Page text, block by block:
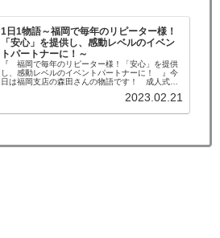
1日1物語～福岡で毎年のリピーター様！
「安心」を提供し、感動レベルのイベン
トパートナーに！～
『 福岡で毎年のリピーター様！「安心」を提供
し、感動レベルのイベントパートナーに！ 』今
日は福岡支店の森田さんの物語です！ 成人式の
を借りてくださる着付け屋さんから、今回で三回
2023.02.21